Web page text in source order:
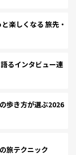
楽しくなる 旅先・
るインタビュー連
歩き方が選ぶ2026
旅テクニック